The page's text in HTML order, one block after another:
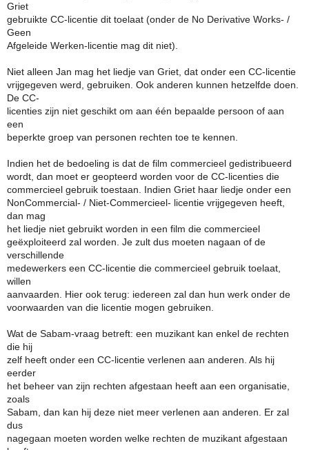
Griet
gebruikte CC-licentie dit toelaat (onder de No Derivative Works- /
Geen
Afgeleide Werken-licentie mag dit niet).
Niet alleen Jan mag het liedje van Griet, dat onder een CC-licentie
vrijgegeven werd, gebruiken. Ook anderen kunnen hetzelfde doen.
De CC-
licenties zijn niet geschikt om aan één bepaalde persoon of aan
een
beperkte groep van personen rechten toe te kennen.
Indien het de bedoeling is dat de film commercieel gedistribueerd
wordt, dan moet er geopteerd worden voor de CC-licenties die
commercieel gebruik toestaan. Indien Griet haar liedje onder een
NonCommercial- / Niet-Commercieel- licentie vrijgegeven heeft,
dan mag
het liedje niet gebruikt worden in een film die commercieel
geëxploiteerd zal worden. Je zult dus moeten nagaan of de
verschillende
medewerkers een CC-licentie die commercieel gebruik toelaat,
willen
aanvaarden. Hier ook terug: iedereen zal dan hun werk onder de
voorwaarden van die licentie mogen gebruiken.
Wat de Sabam-vraag betreft: een muzikant kan enkel de rechten
die hij
zelf heeft onder een CC-licentie verlenen aan anderen. Als hij
eerder
het beheer van zijn rechten afgestaan heeft aan een organisatie,
zoals
Sabam, dan kan hij deze niet meer verlenen aan anderen. Er zal
dus
nagegaan moeten worden welke rechten de muzikant afgestaan